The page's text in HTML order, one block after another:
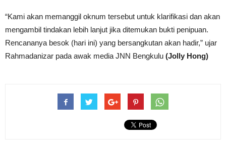
“Kami akan memanggil oknum tersebut untuk klarifikasi dan akan
mengambil tindakan lebih lanjut jika ditemukan bukti penipuan.
Rencananya besok (hari ini) yang bersangkutan akan hadir,” ujar
Rahmadanizar pada awak media JNN Bengkulu (Jolly Hong)